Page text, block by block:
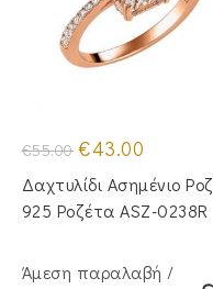
€55.00 Original
price
was:
€55.00.
€43.00
τιμή
είναι:
€43.00.
Δαχτυλίδι Ασημένιο Ροζ
925 Ροζέτα ASZ-0238R
Άμεση παραλαβή /